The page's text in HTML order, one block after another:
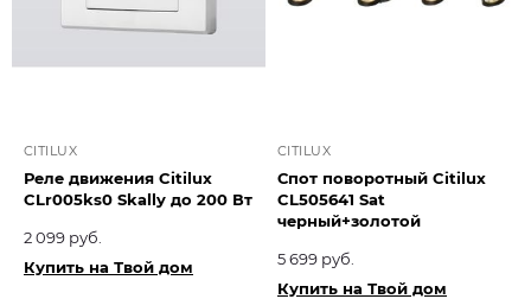
CITILUX
Реле движения Citilux
CLr005ks0 Skally до 200 Вт
2 099 руб.
Купить на Твой дом
CITILUX
Спот поворотный Citilux
CL505641 Sat
черный+золотой
5 699 руб.
Купить на Твой дом